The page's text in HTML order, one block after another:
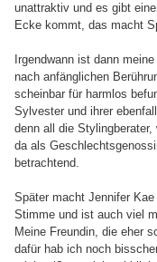
unattraktiv und es gibt
Ecke kommt, das macht
Irgendwann ist dann
nach anfänglichen
scheinbar für harmlos
Sylvester und ihrer
denn all die
da als
betrachtend.
Später macht Jennifer
Stimme und ist auch viel
Meine Freundin, die eher
dafür hab ich noch